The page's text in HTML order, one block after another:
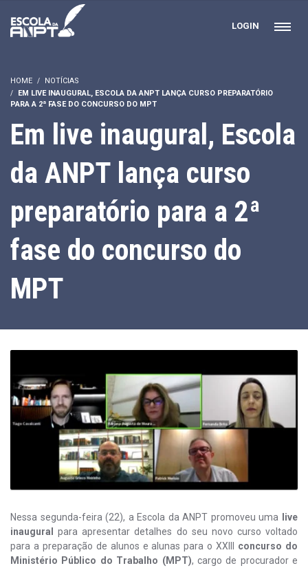
LOGIN
HOME
NOTÍCIAS
EM LIVE INAUGURAL, ESCOLA DA ANPT LANÇA CURSO PREPARATÓRIO
PARA A 2ª FASE DO CONCURSO DO MPT
Em live inaugural, Escola
da ANPT lança curso
preparatório para a 2ª
fase do concurso do
MPT
Nessa segunda-feira (22), a Escola da ANPT promoveu uma
live
inaugural
para apresentar detalhes do seu novo curso voltado
para a preparação de alunos e alunas para o XXIII concurso do
Ministério Público do Trabalho (MPT), cargo de procurador e